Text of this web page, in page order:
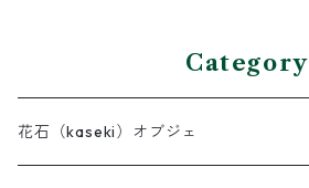
Category
花石（kaseki）オブジェ